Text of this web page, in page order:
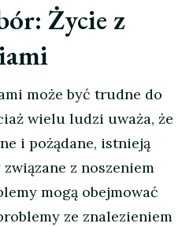
Życie z
może być trudne do
wielu ludzi uważa, że
i pożądane, istnieją
z noszeniem
mogą obejmować
ze znalezieniem